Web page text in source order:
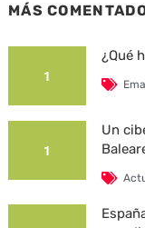
MÁS
1
¿Qué
1
Un